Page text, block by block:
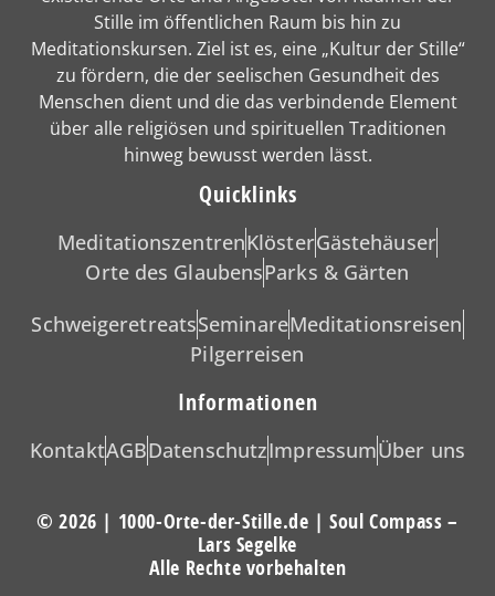
Stille im öffentlichen Raum bis hin zu
Meditationskursen. Ziel ist es, eine „Kultur der Stille“
zu fördern, die der seelischen Gesundheit des
Menschen dient und die das verbindende Element
über alle religiösen und spirituellen Traditionen
hinweg bewusst werden lässt.
Quicklinks
MeditationszentrenKlösterGästehäuser
Orte des GlaubensParks & Gärten
SchweigeretreatsSeminareMeditationsreisen
Pilgerreisen
Informationen
KontaktAGBDatenschutzImpressumÜber uns
© 2026 | 1000-Orte-der-Stille.de | Soul Compass –
Lars Segelke
Alle Rechte vorbehalten